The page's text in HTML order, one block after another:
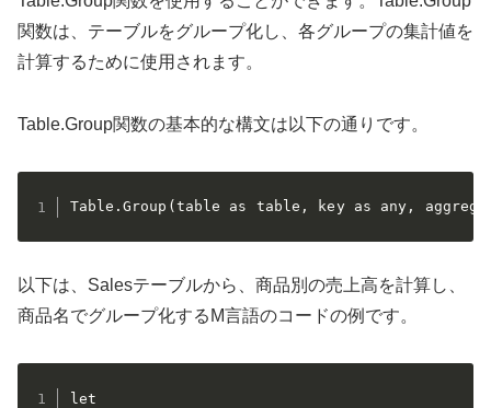
関数は、テーブルをグループ化し、各グループの集計値を
計算するために使用されます。
Table.Group関数の基本的な構文は以下の通りです。
Table.Group(table as table, key as any,
以下は、Salesテーブルから、商品別の売上高を計算し、
商品名でグループ化するM言語のコードの例です。
let